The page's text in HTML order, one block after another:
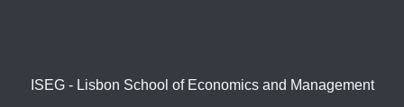
ISEG - Lisbon School of Economics and Management